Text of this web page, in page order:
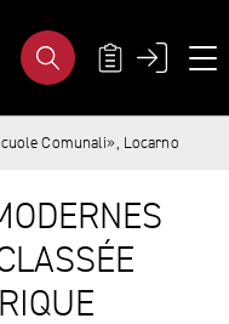
MÉTA-
Comunali», Locarno